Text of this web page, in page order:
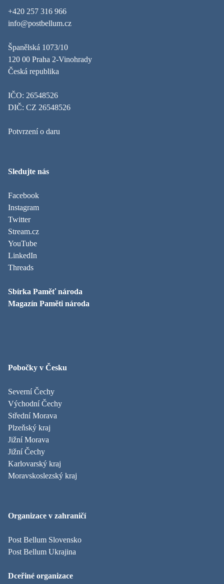
+420 257 316 966
info@postbellum.cz
Španělská 1073/10
120 00 Praha 2-Vinohrady
Česká republika
IČO: 26548526
DIČ: CZ 26548526
Potvrzení o daru
Sledujte nás
Facebook
Instagram
Twitter
Stream.cz
YouTube
LinkedIn
Threads
Sbírka Paměť národa
Magazín Paměti národa
Pobočky v Česku
Severní Čechy
Východní Čechy
Střední Morava
Plzeňský kraj
Jižní Morava
Jižní Čechy
Karlovarský kraj
Moravskoslezský kraj
Organizace v zahraničí
Post Bellum Slovensko
Post Bellum Ukrajina
Dceřiné organizace